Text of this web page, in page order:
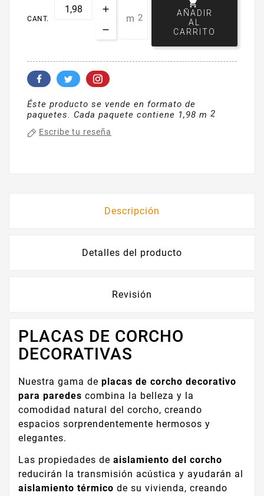
CANT. m 2

AÑADIR
AL
CARRITO
Éste producto se vende en formato de
paquetes. Cada paquete contiene 1,98 m 2.
Escribe tu reseña
Descripción
Detalles del producto
Revisión
PLACAS DE CORCHO
DECORATIVAS
Nuestra gama de placas de corcho decorativo
para paredes combina la belleza y la
comodidad natural del corcho, creando
espacios sorprendentemente hermosos y
elegantes.
Las propiedades de aislamiento del corcho
reducirán la transmisión acústica y ayudarán al
aislamiento térmico de su vivienda, creando